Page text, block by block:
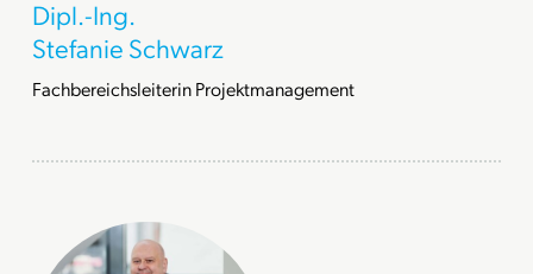
Dipl.-Ing.
Stefanie Schwarz
Fachbereichsleiterin Projektmanagement